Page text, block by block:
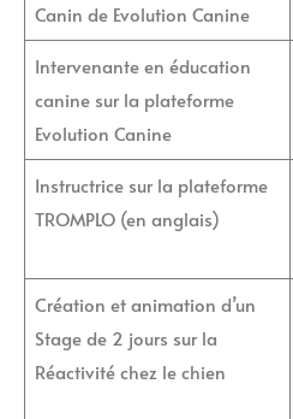
Canin de Evolution Canine
Intervenante en éducation
canine sur la plateforme
Evolution Canine
Instructrice sur la plateforme
TROMPLO (en anglais)
Création et animation d’un
Stage de 2 jours sur la
Réactivité chez le chien